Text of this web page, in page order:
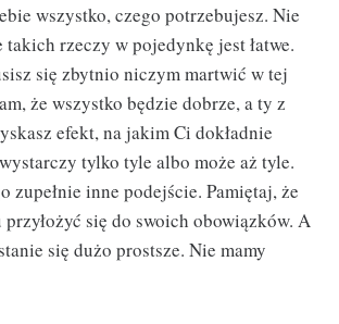
wszystko, czego potrzebujesz. Nie
takich rzeczy w pojedynkę jest łatwe.
się zbytnio niczym martwić w tej
że wszystko będzie dobrze, a ty z
efekt, na jakim Ci dokładnie
tylko tyle albo może aż tyle.
zupełnie inne podejście. Pamiętaj, że
się do swoich obowiązków. A
się dużo prostsze. Nie mamy